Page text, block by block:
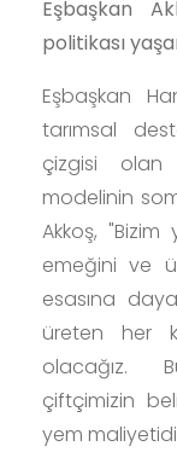
Eşbaşkan
politikası
Eşbaşkan
tarımsal
çizgisi olan
modelinin
Akkoş, "Bizim
emeğini ve
esasına
üreten her
olacağız.
çiftçimizin
yem